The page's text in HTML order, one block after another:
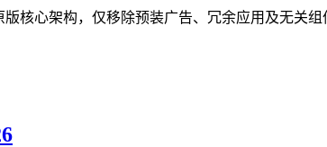
核心架构，仅移除预装广告、冗余应用及无关组